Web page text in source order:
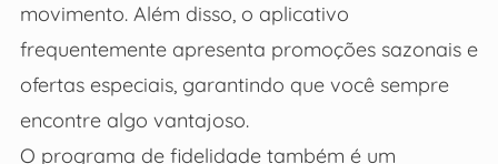
movimento. Além disso, o aplicativo
frequentemente apresenta promoções sazonais e
ofertas especiais, garantindo que você sempre
encontre algo vantajoso.
O programa de fidelidade também é um